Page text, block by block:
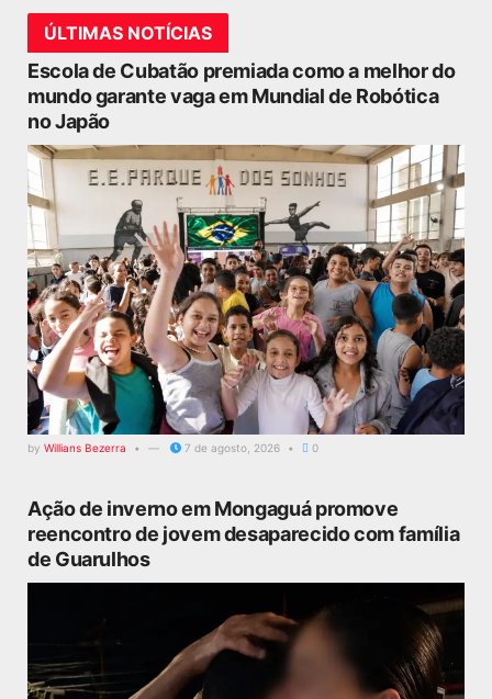
ÚLTIMAS NOTÍCIAS
Escola de Cubatão premiada como a melhor do
mundo garante vaga em Mundial de Robótica
no Japão
by Willians Bezerra 7 de agosto, 2026 0
Ação de inverno em Mongaguá promove
reencontro de jovem desaparecido com família
de Guarulhos